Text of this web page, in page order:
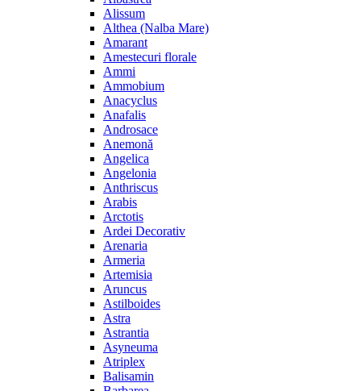
Alissum
Althea (Nalba Mare)
Amarant
Amestecuri florale
Ammi
Ammobium
Anacyclus
Anafalis
Androsace
Anemonă
Angelica
Angelonia
Anthriscus
Arabis
Arctotis
Ardei Decorativ
Arenaria
Armeria
Artemisia
Aruncus
Astilboides
Astra
Astrantia
Asyneuma
Atriplex
Balisamin